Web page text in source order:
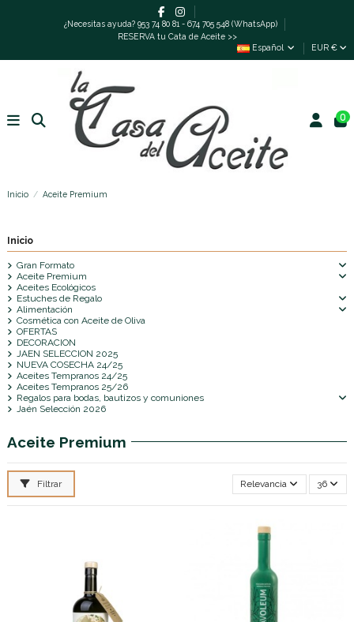
¿Necesitas ayuda? 953 74 80 81 - 674 705 548 (WhatsApp)
RESERVA tu Cata de Aceite >>
Español
EUR €
0
Inicio Aceite Premium
Aceite Premium
Filtrar Relevancia 36
Inicio
Gran Formato
Aceite Premium
Aceites Ecológicos
Estuches de Regalo
Alimentación
Cosmética con Aceite de Oliva
OFERTAS
DECORACION
JAEN SELECCION 2025
NUEVA COSECHA 24/25
Aceites Tempranos 24/25
Aceites Tempranos 25/26
Regalos para bodas, bautizos y comuniones
Jaén Selección 2026